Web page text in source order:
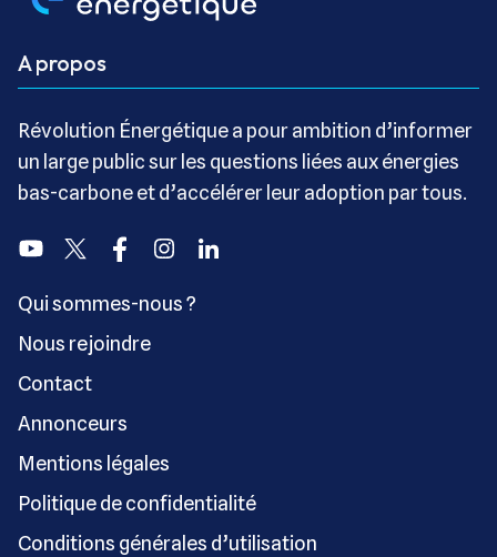
A propos
Révolution Énergétique a pour ambition d’informer
un large public sur les questions liées aux énergies
bas-carbone et d’accélérer leur adoption par tous.
YoutubeTwitter FacebookInstagramLinkedin
Qui sommes-nous ?
Nous rejoindre
Contact
Annonceurs
Mentions légales
Politique de confidentialité
Conditions générales d’utilisation